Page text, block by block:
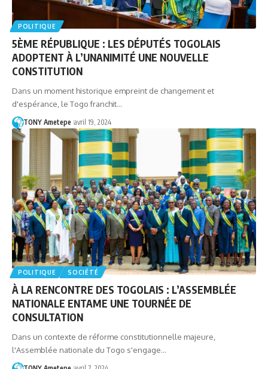
POLITIQUE
5ÈME RÉPUBLIQUE : LES DÉPUTÉS TOGOLAIS
ADOPTENT À L’UNANIMITÉ UNE NOUVELLE
CONSTITUTION
Dans un moment historique empreint de changement et
d'espérance, le Togo franchit…
TONY Ametepe avril 19, 2024
POLITIQUE SOCIÉTÉ
À LA RENCONTRE DES TOGOLAIS : L’ASSEMBLÉE
NATIONALE ENTAME UNE TOURNÉE DE
CONSULTATION
Dans un contexte de réforme constitutionnelle majeure,
l'Assemblée nationale du Togo s'engage…